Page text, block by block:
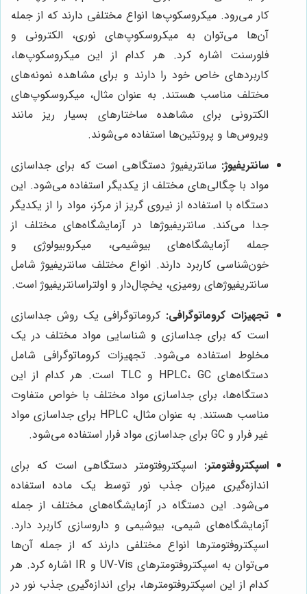
کار می‌رود. میکروسکوپ‌ها انواع مختلفی دارند که از جمله
آن‌ها می‌توان به میکروسکوپ‌های نوری، الکترونی و
فلورسنت اشاره کرد. هر کدام از این میکروسکوپ‌ها،
کاربردهای خاص خود را دارند و برای مشاهده نمونه‌های
مختلف مناسب هستند. به عنوان مثال، میکروسکوپ‌های
الکترونی برای مشاهده ساختارهای بسیار ریز مانند
ویروس‌ها و پروتئین‌ها استفاده می‌شوند.
سانتریفیوژ: سانتریفیوژ دستگاهی است که برای جداسازی
مواد با چگالی‌های مختلف از یکدیگر استفاده می‌شود. این
دستگاه با استفاده از نیروی گریز از مرکز، مواد را از یکدیگر
جدا می‌کند. سانتریفیوژها در آزمایشگاه‌های مختلف از
جمله آزمایشگاه‌های بیوشیمی، میکروبیولوژی و
خون‌شناسی کاربرد دارند. انواع مختلف سانتریفیوژ شامل
سانتریفیوژهای رومیزی، یخچال‌دار و اولتراسانتریفیوژ است.
تجهیزات کروماتوگرافی: کروماتوگرافی یک روش جداسازی
است که برای جداسازی و شناسایی مواد مختلف در یک
مخلوط استفاده می‌شود. تجهیزات کروماتوگرافی شامل
دستگاه‌های HPLC، GC و TLC است. هر کدام از این
دستگاه‌ها، برای جداسازی مواد مختلف با خواص متفاوت
مناسب هستند. به عنوان مثال، HPLC برای جداسازی مواد
غیر فرار و GC برای جداسازی مواد فرار استفاده می‌شود.
اسپکتروفتومتر: اسپکتروفتومتر دستگاهی است که برای
اندازه‌گیری میزان جذب نور توسط یک ماده استفاده
می‌شود. این دستگاه در آزمایشگاه‌های مختلف از جمله
آزمایشگاه‌های شیمی، بیوشیمی و داروسازی کاربرد دارد.
اسپکتروفتومترها انواع مختلفی دارند که از جمله آن‌ها
می‌توان به اسپکتروفتومترهای UV-Vis و IR اشاره کرد. هر
کدام از این اسپکتروفتومترها، برای اندازه‌گیری جذب نور در